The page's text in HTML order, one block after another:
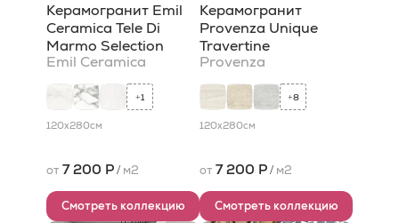
Керамогранит Emil
Ceramica Tele Di
Marmo Selection
Emil Ceramica
+1
120x280см
от 7 200 Р/ м2
Смотреть коллекцию
Керамогранит
Provenza Unique
Travertine
Provenza
+8
120x280см
от 7 200 Р/ м2
Смотреть коллекцию